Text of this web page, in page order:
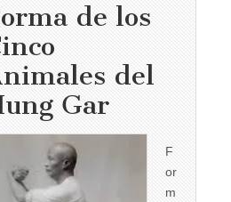
de los
del
Gar
F
or
m